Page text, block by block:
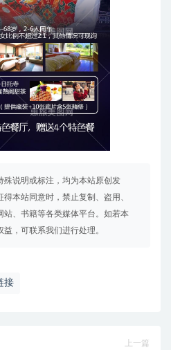
殊说明或标注，均为本站原创发
本站同意时，禁止复制、盗用、
站、书籍等各类媒体平台。如若本
，可联系我们进行处理。
接
上一篇